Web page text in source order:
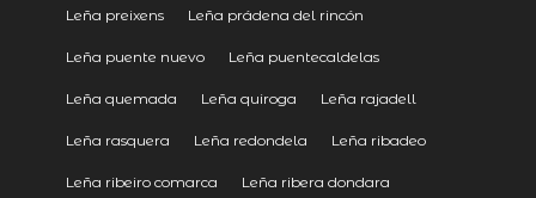
Leña preixens Leña prádena del rincón
Leña puente nuevo Leña puentecaldelas
Leña quemada Leña quiroga Leña rajadell
Leña rasquera Leña redondela Leña ribadeo
Leña ribeiro comarca Leña ribera dondara